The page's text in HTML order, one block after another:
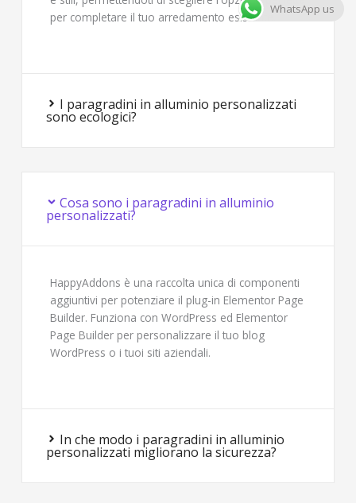
per completare il tuo arredamento esistente.
I paragradini in alluminio personalizzati
sono ecologici?
Cosa sono i paragradini in alluminio
personalizzati?
HappyAddons è una raccolta unica di componenti
aggiuntivi per potenziare il plug-in Elementor Page
Builder. Funziona con WordPress ed Elementor
Page Builder per personalizzare il tuo blog
WordPress o i tuoi siti aziendali.
In che modo i paragradini in alluminio
personalizzati migliorano la sicurezza?
WhatsApp us